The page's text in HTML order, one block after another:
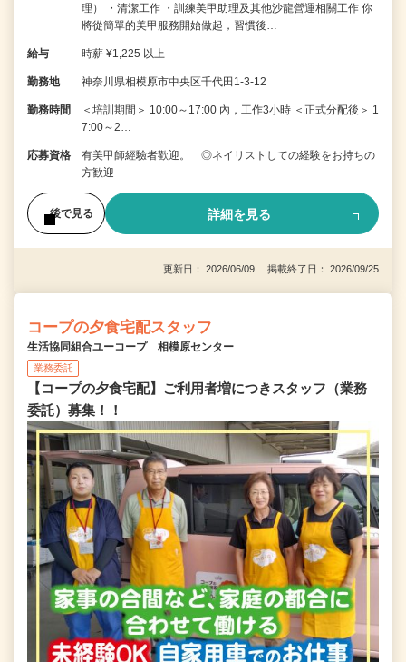
理） ・清潔工作 ・訓練美甲助理及其他沙龍營運相關工作 你
將從簡單的美甲服務開始做起，習慣後…
給与 時薪 ¥1,225 以上
勤務地 神奈川県相模原市中央区千代田1-3-12
勤務時間
＜培訓期間＞ 10:00～17:00 內，工作3小時 ＜正式分配後＞ 1
7:00～2…
応募資格
有美甲師經驗者歡迎。 ◎ネイリストしての経験をお持ちの
方歓迎
後で見る 詳細を見る
更新日： 2026/06/09 掲載終了日： 2026/09/25
コープの夕食宅配スタッフ
生活協同組合ユーコープ 相模原センター
業務委託
【コープの夕食宅配】ご利用者増につきスタッフ（業務
委託）募集！！